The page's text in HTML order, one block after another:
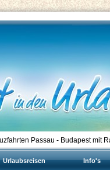
Passau - Budapest mit
Urlaubsreisen Info's